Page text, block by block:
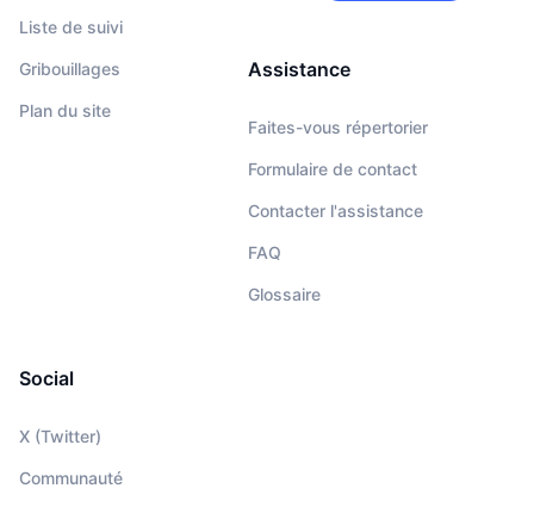
Liste de suivi
Gribouillages
Plan du site
Assistance
Faites-vous répertorier
Formulaire de contact
Contacter l'assistance
FAQ
Glossaire
Social
X (Twitter)
Communauté